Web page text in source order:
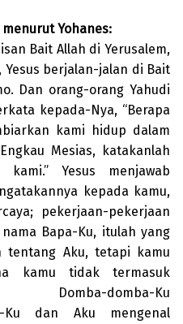
Yohanes:
Bait Allah di Yerusalem,
berjalan-jalan di Bait
Dan orang-orang Yahudi
kepada-Nya, “Berapa
kami hidup dalam
Mesias, katakanlah
Yesus menjawab
kepada kamu,
pekerjaan-pekerjaan
Bapa-Ku, itulah yang
tentang Aku, tetapi kamu
kamu tidak termasuk
Domba-domba-Ku
Ku dan Aku mengenal